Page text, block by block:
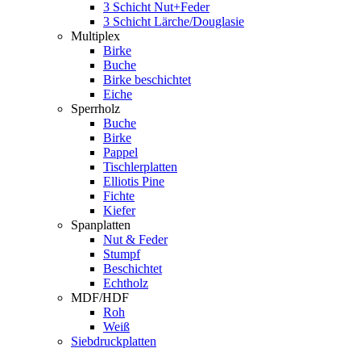
3 Schicht Nut+Feder
3 Schicht Lärche/Douglasie
Multiplex
Birke
Buche
Birke beschichtet
Eiche
Sperrholz
Buche
Birke
Pappel
Tischlerplatten
Elliotis Pine
Fichte
Kiefer
Spanplatten
Nut & Feder
Stumpf
Beschichtet
Echtholz
MDF/HDF
Roh
Weiß
Siebdruckplatten